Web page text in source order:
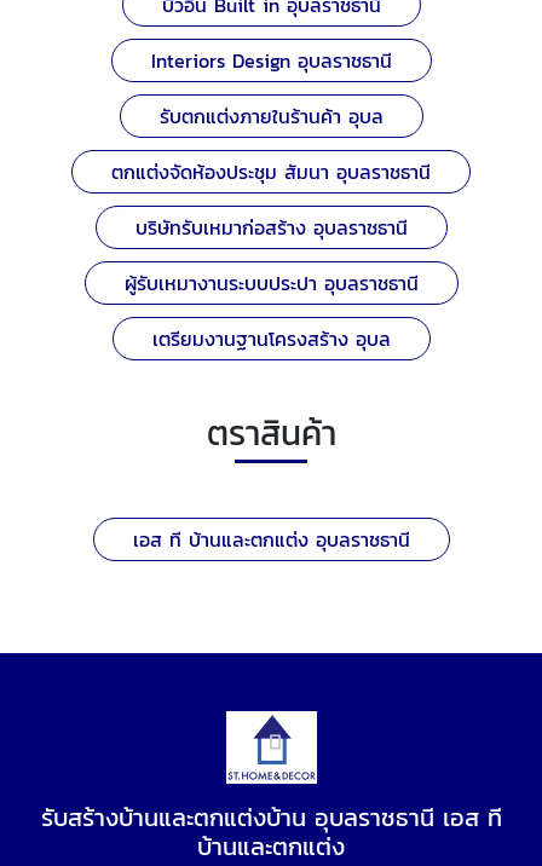
Interiors Design อุบลราชธานี
รับตกแต่งภายในร้านค้า อุบล
ตกแต่งจัดห้องประชุม สัมนา อุบลราชธานี
บริษัทรับเหมาก่อสร้าง อุบลราชธานี
ผู้รับเหมางานระบบประปา อุบลราชธานี
เตรียมงานฐานโครงสร้าง อุบล
ตราสินค้า
เอส ที บ้านและตกแต่ง อุบลราชธานี
รับสร้างบ้านและตกแต่งบ้าน อุบลราชธานี เอส ที
บ้านและตกแต่ง